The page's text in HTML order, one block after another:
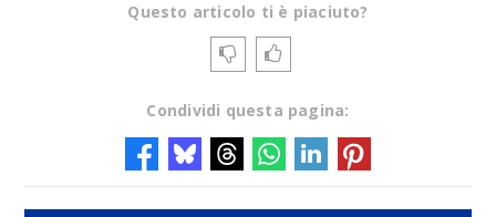
Questo articolo ti è piaciuto?
Condividi questa pagina: